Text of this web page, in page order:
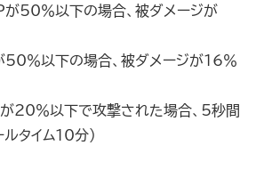
50％以下の場合、被ダメージが
50％以下の場合、被ダメージが16％
が20％以下で攻撃された場合、5秒間
タイム10分）